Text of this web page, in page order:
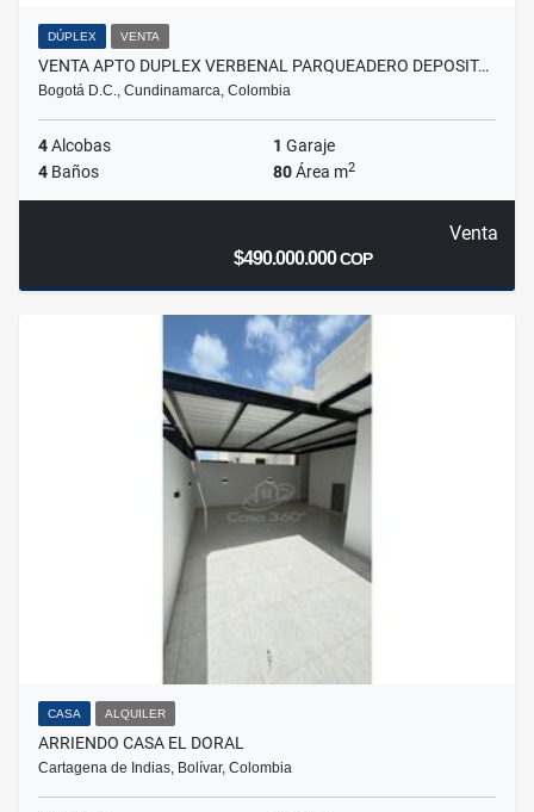
DÚPLEX VENTA
VENTA APTO DUPLEX VERBENAL PARQUEADERO DEPOSIT…
Bogotá D.C., Cundinamarca, Colombia
4Alcobas 1 Garaje
4 Baños 80Área m2
Venta
$490.000.000COP
CASA ALQUILER
ARRIENDO CASA EL DORAL
Cartagena de Indias, Bolívar, Colombia